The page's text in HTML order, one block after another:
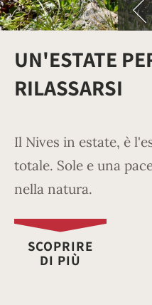
UN'ESTATE
RILASSARSI
Il Nives in estate, è
totale. Sole e una
nella natura.
SCOPRIRE
DI PIÙ